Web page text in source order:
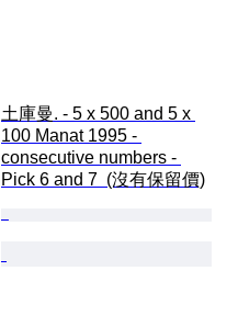
土庫曼. - 5 x 500 and 5 x
100 Manat 1995 -
consecutive numbers -
Pick 6 and 7  (沒有保留價)